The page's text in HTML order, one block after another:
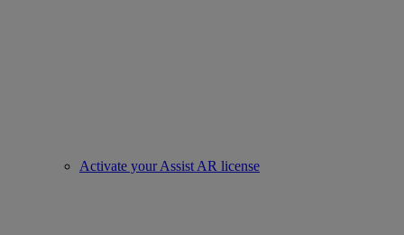
Activate your Assist AR license